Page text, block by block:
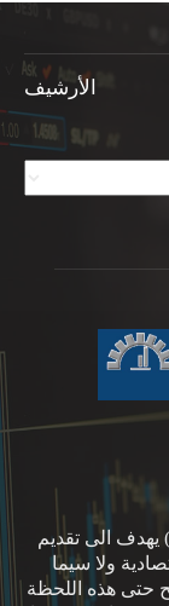
الأرشيف
يهدف الى تقديم
ولا سيما
حتى هذه اللحظة